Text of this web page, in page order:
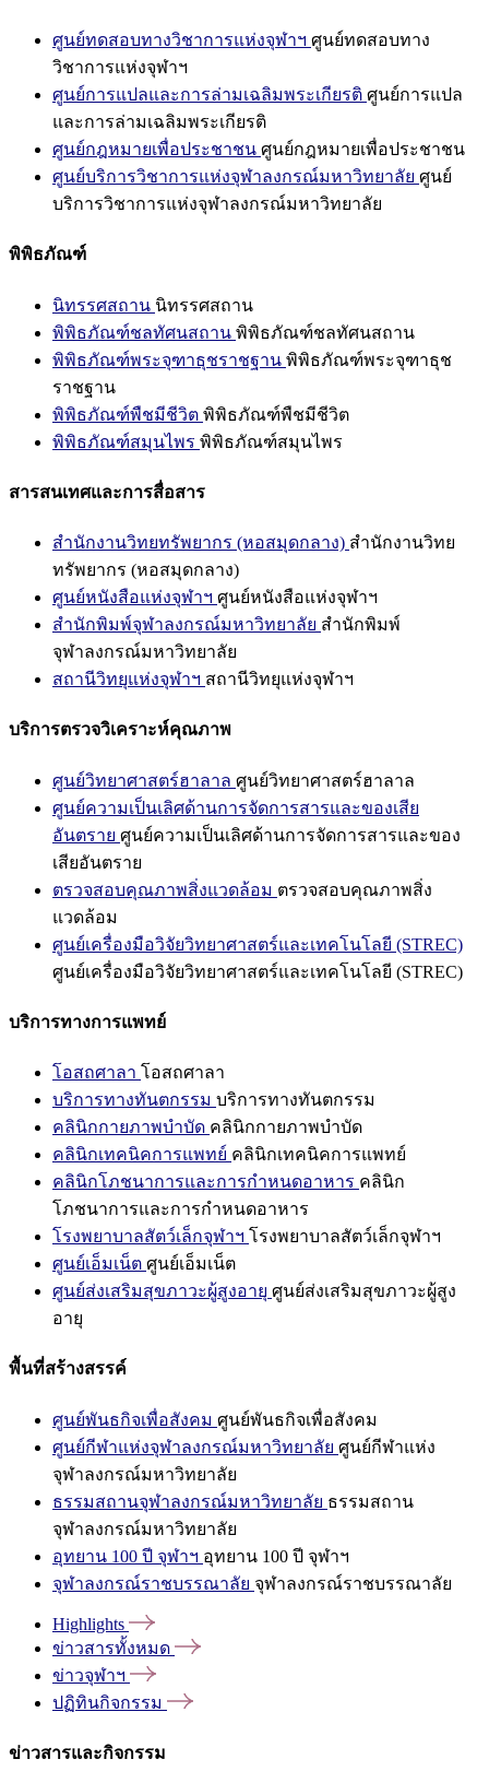
ศูนย์ทดสอบทางวิชาการแห่งจุฬาฯ ศูนย์ทดสอบทาง
วิชาการแห่งจุฬาฯ
ศูนย์การแปลและการล่ามเฉลิมพระเกียรติ ศูนย์การแปล
และการล่ามเฉลิมพระเกียรติ
ศูนย์กฎหมายเพื่อประชาชน ศูนย์กฎหมายเพื่อประชาชน
ศูนย์บริการวิชาการแห่งจุฬาลงกรณ์มหาวิทยาลัย ศูนย์
บริการวิชาการแห่งจุฬาลงกรณ์มหาวิทยาลัย
พิพิธภัณฑ์
นิทรรศสถาน นิทรรศสถาน
พิพิธภัณฑ์ชลทัศนสถาน พิพิธภัณฑ์ชลทัศนสถาน
พิพิธภัณฑ์พระจุฑาธุชราชฐาน พิพิธภัณฑ์พระจุฑาธุช
ราชฐาน
พิพิธภัณฑ์พืชมีชีวิต พิพิธภัณฑ์พืชมีชีวิต
พิพิธภัณฑ์สมุนไพร พิพิธภัณฑ์สมุนไพร
สารสนเทศและการสื่อสาร
สำนักงานวิทยทรัพยากร (หอสมุดกลาง) สำนักงานวิทย
ทรัพยากร (หอสมุดกลาง)
ศูนย์หนังสือแห่งจุฬาฯ ศูนย์หนังสือแห่งจุฬาฯ
สำนักพิมพ์จุฬาลงกรณ์มหาวิทยาลัย สำนักพิมพ์
จุฬาลงกรณ์มหาวิทยาลัย
สถานีวิทยุแห่งจุฬาฯ สถานีวิทยุแห่งจุฬาฯ
บริการตรวจวิเคราะห์คุณภาพ
ศูนย์วิทยาศาสตร์ฮาลาล ศูนย์วิทยาศาสตร์ฮาลาล
ศูนย์ความเป็นเลิศด้านการจัดการสารและของเสีย
อันตราย ศูนย์ความเป็นเลิศด้านการจัดการสารและของ
เสียอันตราย
ตรวจสอบคุณภาพสิ่งแวดล้อม ตรวจสอบคุณภาพสิ่ง
แวดล้อม
ศูนย์เครื่องมือวิจัยวิทยาศาสตร์และเทคโนโลยี (STREC)
ศูนย์เครื่องมือวิจัยวิทยาศาสตร์และเทคโนโลยี (STREC)
บริการทางการแพทย์
โอสถศาลา โอสถศาลา
บริการทางทันตกรรม บริการทางทันตกรรม
คลินิกกายภาพบำบัด คลินิกกายภาพบำบัด
คลินิกเทคนิคการแพทย์ คลินิกเทคนิคการแพทย์
คลินิกโภชนาการและการกำหนดอาหาร คลินิก
โภชนาการและการกำหนดอาหาร
โรงพยาบาลสัตว์เล็กจุฬาฯ โรงพยาบาลสัตว์เล็กจุฬาฯ
ศูนย์เอ็มเน็ต ศูนย์เอ็มเน็ต
ศูนย์ส่งเสริมสุขภาวะผู้สูงอายุ ศูนย์ส่งเสริมสุขภาวะผู้สูง
อายุ
พื้นที่สร้างสรรค์
ศูนย์พันธกิจเพื่อสังคม ศูนย์พันธกิจเพื่อสังคม
ศูนย์กีฬาแห่งจุฬาลงกรณ์มหาวิทยาลัย ศูนย์กีฬาแห่ง
จุฬาลงกรณ์มหาวิทยาลัย
ธรรมสถานจุฬาลงกรณ์มหาวิทยาลัย ธรรมสถาน
จุฬาลงกรณ์มหาวิทยาลัย
อุทยาน 100 ปี จุฬาฯ อุทยาน 100 ปี จุฬาฯ
จุฬาลงกรณ์ราชบรรณาลัย จุฬาลงกรณ์ราชบรรณาลัย
Highlights
ข่าวสารทั้งหมด
ข่าวจุฬาฯ
ปฏิทินกิจกรรม
ข่าวสารและกิจกรรม